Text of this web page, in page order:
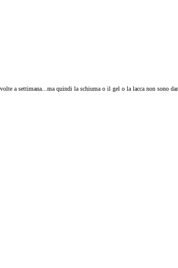
a settimana...ma quindi la schiuma o il gel o la lacca non sono